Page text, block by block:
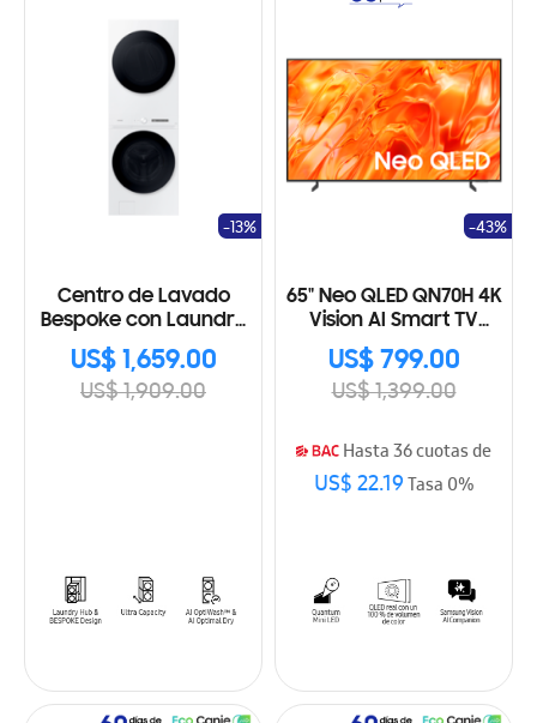
Centro de Lavado
Bespoke con Laundry
Hub de gran
capacidad
WH46DBH100GWA3
US$ 1,659.00
US$ 1,909.00
-13%
65" Neo QLED QN70H 4K
Vision AI Smart TV
(2026)
US$ 799.00
US$ 1,399.00
-43%
Hasta 36 cuotas de
US$ 22.19Tasa 0%